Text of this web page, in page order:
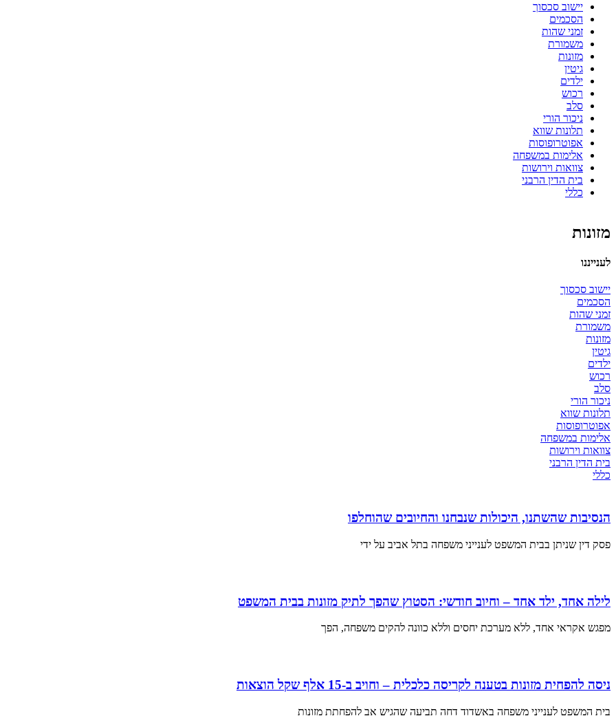
יישוב סכסוך
הסכמים
זמני שהות
משמורת
מזונות
גיטין
ילדים
רכוש
סלב
ניכור הורי
תלונות שווא
אפוטרופוסות
אלימות במשפחה
צוואות וירושות
בית הדין הרבני
כללי
מזונות
לענייננו
יישוב סכסוך
הסכמים
זמני שהות
משמורת
מזונות
גיטין
ילדים
רכוש
סלב
ניכור הורי
תלונות שווא
אפוטרופוסות
אלימות במשפחה
צוואות וירושות
בית הדין הרבני
כללי
הנסיבות שהשתנו, היכולות שנבחנו והחיובים שהוחלפו
פסק דין שניתן בבית המשפט לענייני משפחה בתל אביב על ידי
לילה אחד, ילד אחד – וחיוב חודשי: הסטוץ שהפך לתיק מזונות בבית המשפט
מפגש אקראי אחד, ללא מערכת יחסים וללא כוונה להקים משפחה, הפך
ניסה להפחית מזונות בטענה לקריסה כלכלית – וחויב ב-15 אלף שקל הוצאות
בית המשפט לענייני משפחה באשדוד דחה תביעה שהגיש אב להפחתת מזונות